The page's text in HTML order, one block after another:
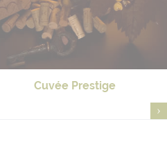
Cuvée Prestige